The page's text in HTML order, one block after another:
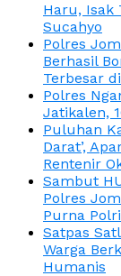
Haru, Isak
Sucahyo
Polres
Berhasil
Terbesar
Polres
Jatikalen,
Puluhan
Darat’,
Rentenir
Sambut
Polres
Purna
Satpas
Warga
Humanis